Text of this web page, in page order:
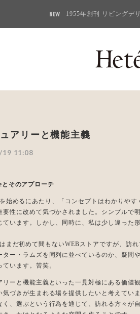
1955年創刊 リビングデ
アリーと機能主義
11:08
そのアプローチ
始めるにあたり、「コンセプトはわかりや
要性に改めて気づかされました。シンプルで
ています。しかし、同時に、私は少し違った
まだ初めて間もないWEBストアですが、訪
ター・ラムズを同列に並べているのか、疑問
ています。苦笑。
リーと機能主義といった一見対極にある価値
気づきが生まれる場を提供したいと考えてい
く、選ぶという行為を通じて、訪れる方々が